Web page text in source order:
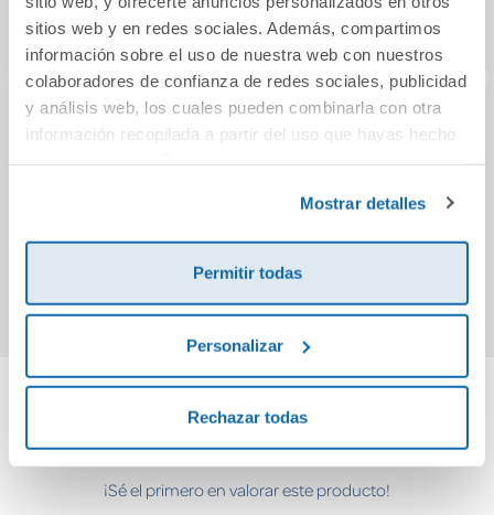
sitios web y en redes sociales. Además, compartimos
información sobre el uso de nuestra web con nuestros
colaboradores de confianza de redes sociales, publicidad
y análisis web, los cuales pueden combinarla con otra
información recopilada a partir del uso que hayas hecho
Mostrar detalles
Permitir todas
Personalizar
Rechazar todas
Beginner´s
material 3 spa 2nd
CALIGRAFÍA 4
Comprar
Cuéntanos tu opinión
¡Sé el primero en valorar este producto!